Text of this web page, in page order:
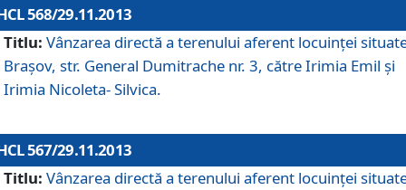
568/29.11.2013
Titlu: Vânzarea directă a terenului aferent locuinţei
Braşov, str. General Dumitrache nr. 3, către Irimia Emil şi
Irimia Nicoleta- Silvica.
567/29.11.2013
Titlu: Vânzarea directă a terenului aferent locuinţei